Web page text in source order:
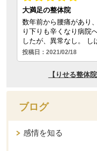
ブログ
感情を知る